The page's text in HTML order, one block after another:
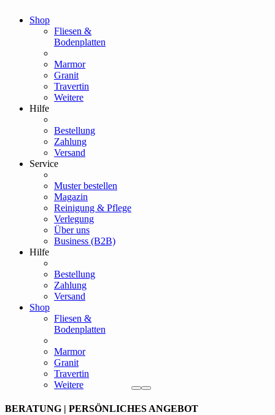
Shop
Fliesen &
Bodenplatten
Marmor
Granit
Travertin
Weitere
Hilfe
Bestellung
Zahlung
Versand
Service
Muster bestellen
Magazin
Reinigung & Pflege
Verlegung
Über uns
Business (B2B)
Hilfe
Bestellung
Zahlung
Versand
Shop
Fliesen &
Bodenplatten
Marmor
Granit
Travertin
Weitere
BERATUNG | PERSÖNLICHES ANGEBOT